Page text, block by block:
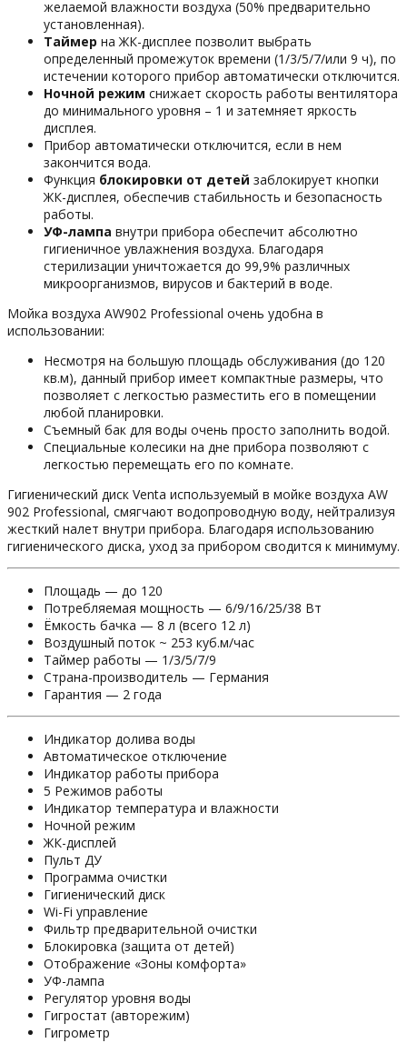
желаемой влажности воздуха (50% предварительно
установленная).
Таймер на ЖК-дисплее позволит выбрать
определенный промежуток времени (1/3/5/7/или 9 ч), по
истечении которого прибор автоматически отключится.
Ночной режим снижает скорость работы вентилятора
до минимального уровня – 1 и затемняет яркость
дисплея.
Прибор автоматически отключится, если в нем
закончится вода.
Функция блокировки от детей заблокирует кнопки
ЖК-дисплея, обеспечив стабильность и безопасность
работы.
УФ-лампа внутри прибора обеспечит абсолютно
гигиеничное увлажнения воздуха. Благодаря
стерилизации уничтожается до 99,9% различных
микроорганизмов, вирусов и бактерий в воде.
Мойка воздуха AW902 Professional очень удобна в
использовании:
Несмотря на большую площадь обслуживания (до 120
кв.м), данный прибор имеет компактные размеры, что
позволяет с легкостью разместить его в помещении
любой планировки.
Съемный бак для воды очень просто заполнить водой.
Специальные колесики на дне прибора позволяют с
легкостью перемещать его по комнате.
Гигиенический диск Venta используемый в мойке воздуха AW
902 Professional, смягчают водопроводную воду, нейтрализуя
жесткий налет внутри прибора. Благодаря использованию
гигиенического диска, уход за прибором сводится к минимуму.
Площадь — до 120
Потребляемая мощность — 6/9/16/25/38 Вт
Ёмкость бачка — 8 л (всего 12 л)
Воздушный поток ~ 253 куб.м/час
Таймер работы — 1/3/5/7/9
Страна-производитель — Германия
Гарантия — 2 года
Индикатор долива воды
Автоматическое отключение
Индикатор работы прибора
5 Режимов работы
Индикатор температура и влажности
Ночной режим
ЖК-дисплей
Пульт ДУ
Программа очистки
Гигиенический диск
Wi-Fi управление
Фильтр предварительной очистки
Блокировка (защита от детей)
Отображение «Зоны комфорта»
УФ-лампа
Регулятор уровня воды
Гигростат (авторежим)
Гигрометр